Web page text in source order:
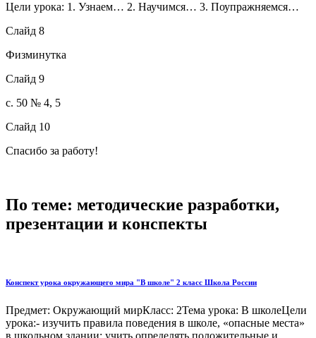
Цели урока: 1. Узнаем… 2. Научимся… 3. Поупражняемся…
Слайд 8
Физминутка
Слайд 9
с. 50 № 4, 5
Слайд 10
Спасибо за работу!
По теме: методические разработки,
презентации и конспекты
Конспект урока окружающего мира "В школе" 2 класс Школа России
Предмет: Окружающий мирКласс: 2Тема урока: В школеЦели
урока:- изучить правила поведения в школе, «опасные места»
в школьном здании; учить определять положительные и